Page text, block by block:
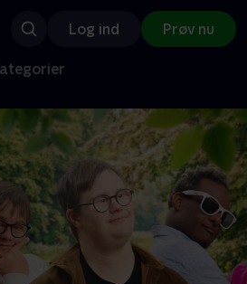
Log ind Prøv nu